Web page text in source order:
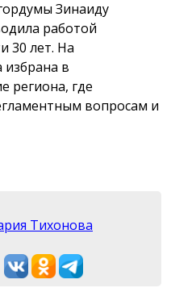
Зинаиду
работой
30 лет. На
избрана в
региона, где
вопросам и
Тихонова